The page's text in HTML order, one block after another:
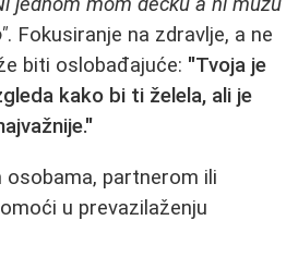
. Fokusiranje na zdravlje, a ne
biti oslobađajuće: "Tvoja je
kako bi ti želela, ali je
osobama, partnerom ili
u prevazilaženju